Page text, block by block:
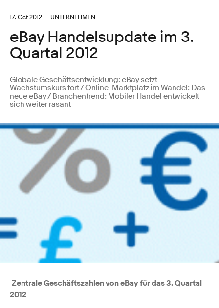
17. Oct 2012 UNTERNEHMEN
eBay Handelsupdate im 3.
Quartal 2012
Globale Geschäftsentwicklung: eBay setzt
Wachstumskurs fort / Online-Marktplatz im Wandel: Das
neue eBay / Branchentrend: Mobiler Handel entwickelt
sich weiter rasant
Zentrale Geschäftszahlen von eBay für das 3. Quartal
2012